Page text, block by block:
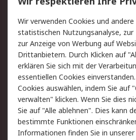
Value Added Services
Rücksendungen
Hilfe
Rechtliches
AGB
Cookie-Richtlinie
Copyright/Impressum
Über RS
Wir verwenden Cookies und
statistischen Nutzungsanalyse, zur
zur Anzeige von Werbung auf
Drittanbietern. Durch Klicken auf
erklären Sie sich mit der
essentiellen Cookies
Cookies auswählen, indem Sie auf
verwalten" klicken. Wenn Sie dies
Sie auf "Alle ablehnen". Dies kann
bestimmte Funktionen
Informationen finden Sie in unserer